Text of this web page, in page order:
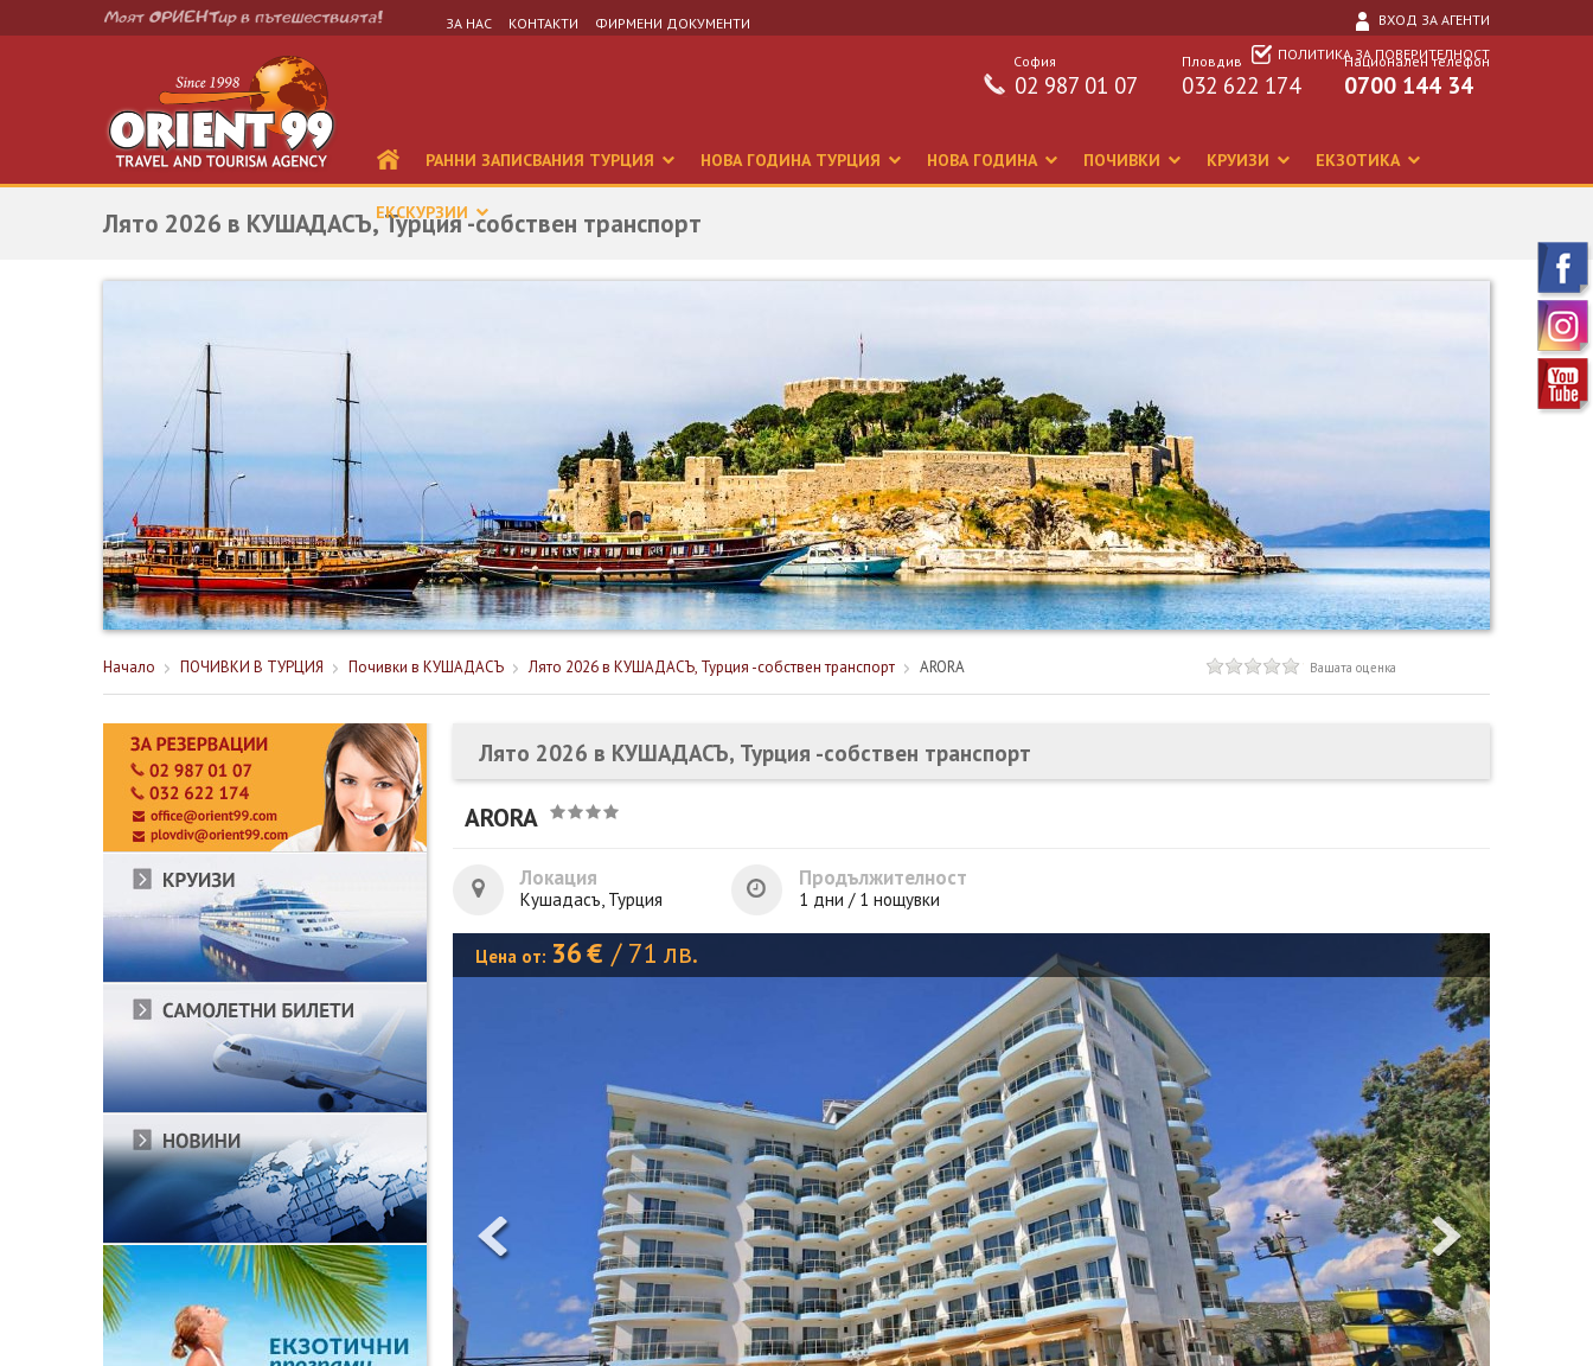
ЗА НАС КОНТАКТИ ФИРМЕНИ ДОКУМЕНТИ
ВХОД ЗА АГЕНТИ
ПОЛИТИКА ЗА ПОВЕРИТЕЛНОСТ
Национален телефон
0700 144 34
Пловдив
032 622 174
София
02 987 01 07
РАННИ ЗАПИСВАНИЯ ТУРЦИЯ НОВА ГОДИНА ТУРЦИЯ НОВА ГОДИНА ПОЧИВКИ КРУИЗИ ЕКЗОТИКА
ЕКСКУРЗИИ
Лято 2026 в КУШАДАСЪ, Турция -собствен транспорт
Начало ПОЧИВКИ В ТУРЦИЯ Почивки в КУШАДАСЪ Лято 2026 в КУШАДАСЪ, Турция -собствен транспорт ARORA Вашата оценка
Лято 2026 в КУШАДАСЪ, Турция -собствен транспорт
ARORA
Локация
Кушадасъ, Турция
Продължителност
1 дни / 1 нощувки
Цена от: 36€ / 71 лв.